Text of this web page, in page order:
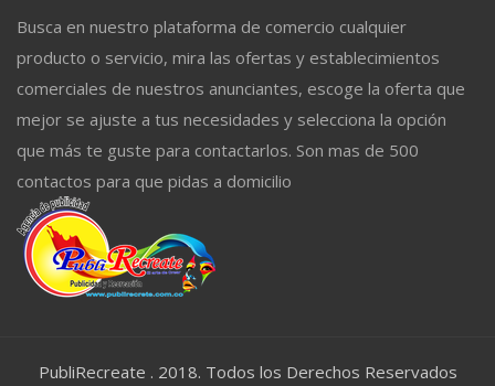
Busca en nuestro plataforma de comercio cualquier
producto o servicio, mira las ofertas y establecimientos
comerciales de nuestros anunciantes, escoge la oferta que
mejor se ajuste a tus necesidades y selecciona la opción
que más te guste para contactarlos. Son mas de 500
contactos para que pidas a domicilio
PubliRecreate . 2018. Todos los Derechos Reservados